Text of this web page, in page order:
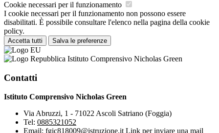
Cookie necessari per il funzionamento
I cookie necessari per il funzionamento non possono essere
disabilitati. È possibile consultare l'elenco nella pagina della cookie
policy.
Accetta tutti Salva le preferenze
Istituto Comprensivo Nicholas Green
Contatti
Istituto Comprensivo Nicholas Green
Via Abruzzi, 1 - 71022 Ascoli Satriano (Foggia)
Tel: 0885321052
Email: fgic818009@istruzione.it Link per inviare una mail